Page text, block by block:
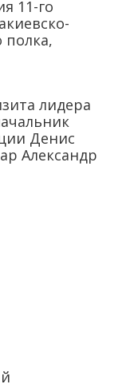
11-го
полка,
лидера
Денис
Александр